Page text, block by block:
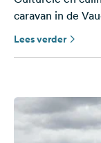
media
Facebook
caravan in de
Lees verder